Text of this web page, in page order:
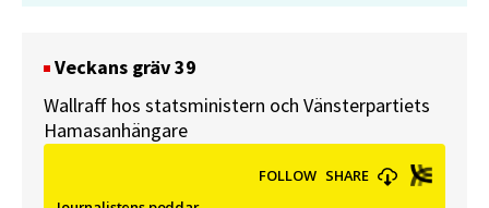
Veckans gräv 39
Wallraff hos statsministern och Vänsterpartiets
Hamasanhängare